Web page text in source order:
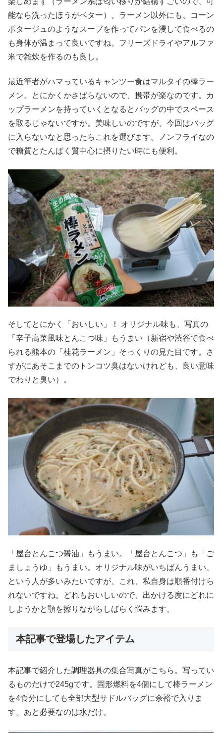
能なら洗ったほうがベター）。ラーメン以外にも、コーン
ポタージュのようなスープを作ってパンを浸して食べるの
も身体が温まって良いですね。フリーズドライやアルファ
米で雑炊を作るのも良し。
最近筆者がハマっているキャンツー食はマルタイの棒ラー
メン。とにかくかさばらないので、携帯が楽なのです。カ
ップラーメンを持っていくとなるとバッグの中でスペース
を取るじゃないですか。美味しいのですが、今回はバッグ
に入らないなと思ったらこれを選びます。ノンフライなの
で糖質とたんぱく質中心に摂りたい時にも便利。
そしてとにかく「おいしい」！ オリジナル味も、写真の
「辛子高菜風味とんこつ味」もうまい（新宿や渋谷で食べ
られる熊本の「桂花ラーメン」そっくりの見た目です。さ
すがにあそこまでのトンコツ臭はないけれども、良い意味
でわりと臭い）。
「屋台とんこつ醤油」もうまい。「屋台とんこつ」も「ご
ましょうゆ」もうまい。オリジナル味がいちばんうまい、
という人が多いみたいですが、これ、私自身は順番付けら
れないですね。どれもおいしいので、出かける度にどれに
しようかと顎を擦りながらしばらく悩みます。
本記事で登場したアイテム
本記事で紹介した調理器具の集合写真がこちら。写ってい
るものだけで245gです。固形燃料を4個にして棒ラーメン
を4食分にしても全部大型サドルバッグに余裕で入りま
す。あと必要なのは水だけ。